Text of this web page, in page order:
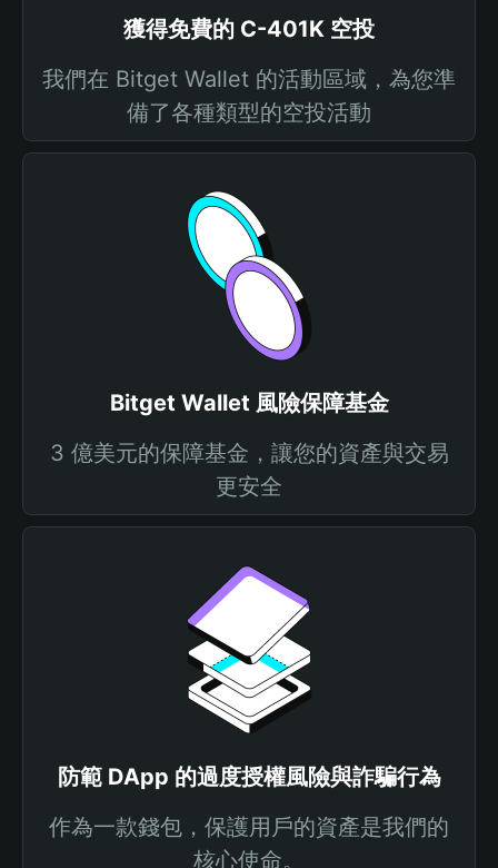
獲得免費的 C-401K 空投
我們在 Bitget Wallet 的活動區域，為您準
備了各種類型的空投活動
Bitget Wallet 風險保障基金
3 億美元的保障基金，讓您的資產與交易
更安全
防範 DApp 的過度授權風險與詐騙行為
作為一款錢包，保護用戶的資產是我們的
核心使命。